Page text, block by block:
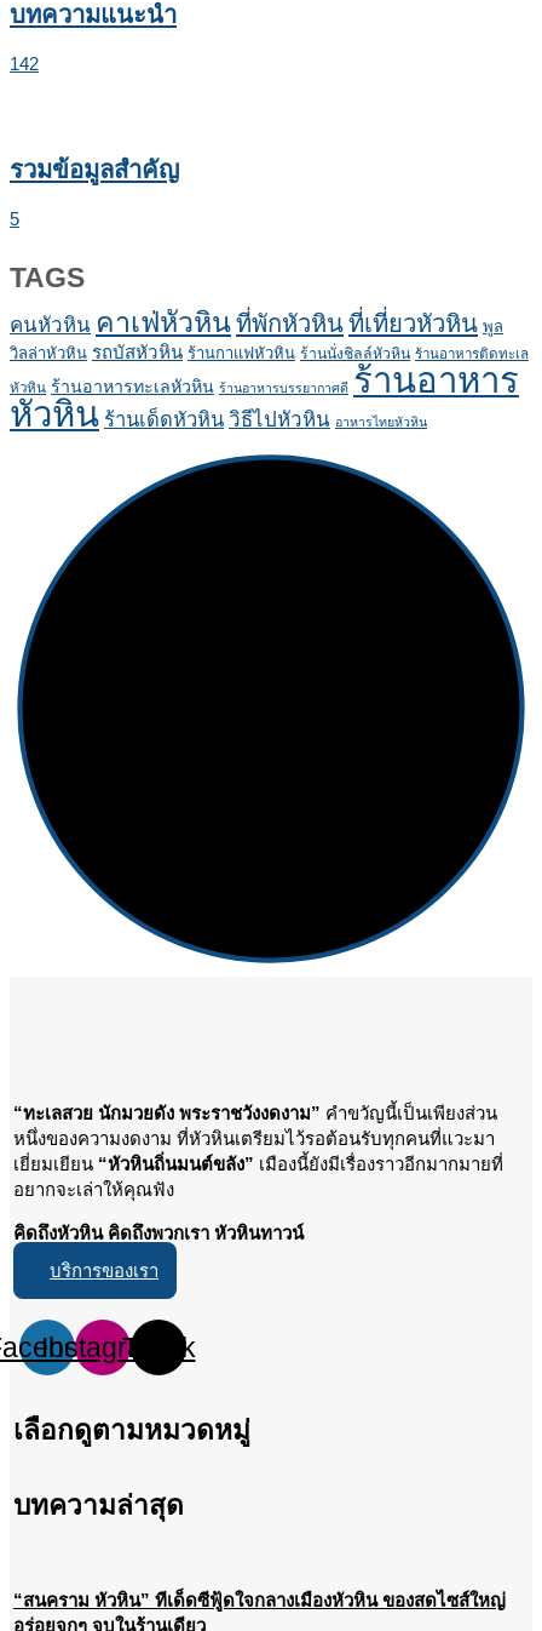
บทความแนะนำ
142
รวมข้อมูลสำคัญ
5
TAGS
คนหัวหิน คาเฟ่หัวหินที่พักหัวหินที่เที่ยวหัวหิน พูล
วิลล่าหัวหิน รถบัสหัวหิน ร้านกาแฟหัวหิน ร้านนั่งชิลล์หัวหิน ร้านอาหารติดทะเล
หัวหิน ร้านอาหารทะเลหัวหิน ร้านอาหารบรรยากาศดี ร้านอาหาร
หัวหิน ร้านเด็ดหัวหิน วิธีไปหัวหิน อาหารไทยหัวหิน
“ทะเลสวย นักมวยดัง พระราชวังงดงาม” คำขวัญนี้เป็นเพียงส่วน
หนึ่งของความงดงาม ที่หัวหินเตรียมไว้รอต้อนรับทุกคนที่แวะมา
เยี่ยมเยียน “หัวหินถิ่นมนต์ขลัง” เมืองนี้ยังมีเรื่องราวอีกมากมายที่
อยากจะเล่าให้คุณฟัง
คิดถึงหัวหิน คิดถึงพวกเรา หัวหินทาวน์
บริการของเรา
InstagramTiktok
เลือกดูตามหมวดหมู่
บทความล่าสุด
“สนคราม หัวหิน” ทีเด็ดซีฟู้ดใจกลางเมืองหัวหิน ของสดไซส์ใหญ่
อร่อยจุกๆ จบในร้านเดียว